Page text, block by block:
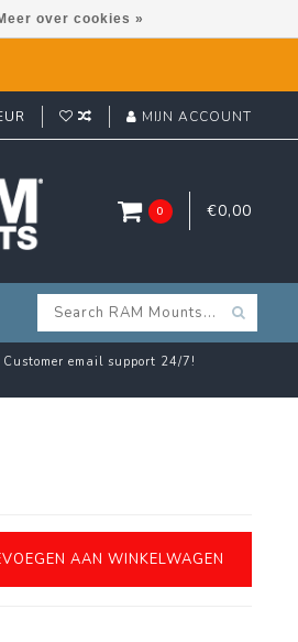
MIJN ACCOUNT
0 €0,00
Customer email support 24/7!
AAN WINKELWAGEN
over cookies »